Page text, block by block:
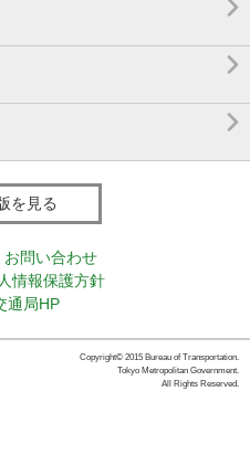



を見る
お問い合わせ
情報保護方針
通局HP
Copyright© 2015 Bureau of Transportation.
Tokyo Metropolitan Government.
All Rights Reserved.